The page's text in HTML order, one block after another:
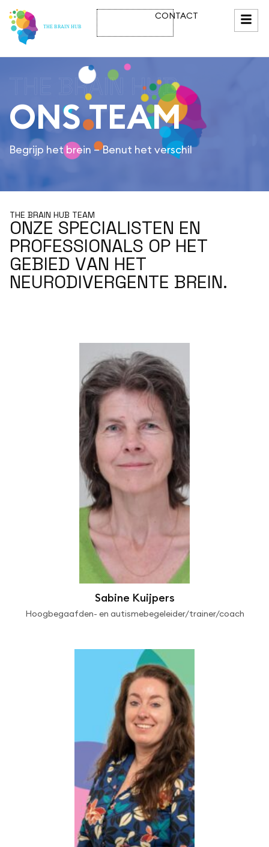
CONTACT
THE BRAIN HUB
ONSTEAM
Begrijp het brein – Benut het verschil
THE BRAIN HUB TEAM
ONZE SPECIALISTEN EN
PROFESSIONALS OP HET
GEBIED VAN HET
NEURODIVERGENTE BREIN.
Sabine Kuijpers
Hoogbegaafden- en autismebegeleider/trainer/coach